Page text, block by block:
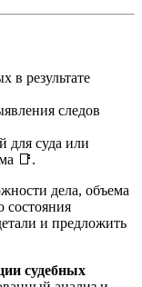
в результате
следов
для суда или
📑.
дела, объема
состояния
и предложить
судебных